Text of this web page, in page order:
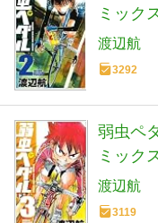
ミック
渡辺航
3292
弱虫ペ
ミック
渡辺航
3119